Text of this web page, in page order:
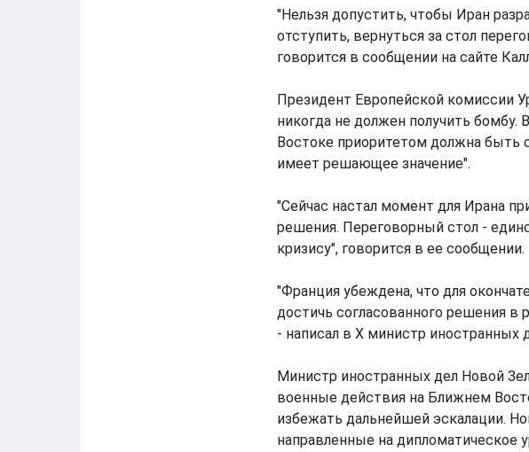
"Нельзя допустить, чтобы Иран
отступить, вернуться за стол
говорится в сообщении на сайте
Президент Европейской комиссии
никогда не должен получить бомбу.
Востоке приоритетом должна быть
имеет решающее значение".
"Сейчас настал момент для Ирана
решения. Переговорный стол -
кризису", говорится в ее сообщении.
"Франция убеждена, что для
достичь согласованного решения в
- написал в Х министр
Министр иностранных дел Новой
военные действия на Ближнем
избежать дальнейшей эскалации.
направленные на